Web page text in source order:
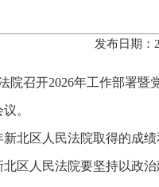
发布日期：
院召开2026年工作部署
。
新北区人民法院取得的成
北区人民法院要坚持以政